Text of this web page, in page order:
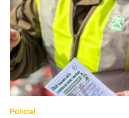
Policial